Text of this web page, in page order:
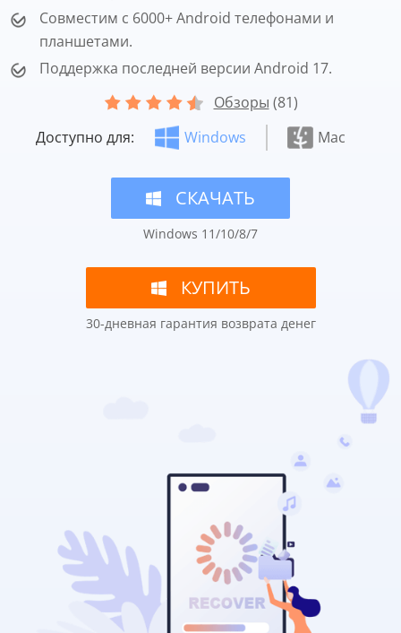
Совместим с 6000+ Android телефонами и
планшетами.
Поддержка последней версии Android 17.
Обзоры (81)
Доступно для:
Windows Mac
СКАЧАТЬ
Windows 11/10/8/7
КУПИТЬ
30-дневная гарантия возврата денег